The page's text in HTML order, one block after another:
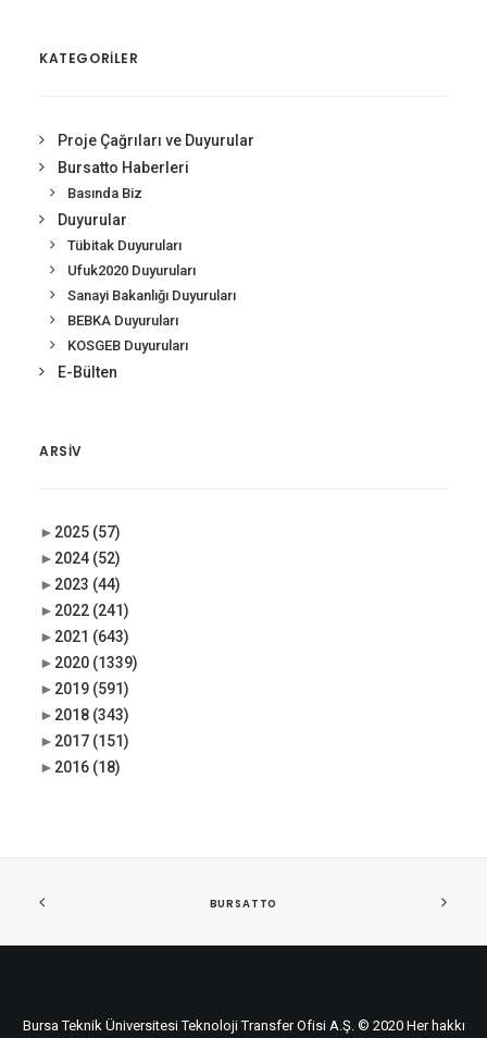
KATEGORİLER
Proje Çağrıları ve Duyurular
Bursatto Haberleri
Basında Biz
Duyurular
Tübitak Duyuruları
Ufuk2020 Duyuruları
Sanayi Bakanlığı Duyuruları
BEBKA Duyuruları
KOSGEB Duyuruları
E-Bülten
ARSIV
► 2025 (57)
► 2024 (52)
► 2023 (44)
► 2022 (241)
► 2021 (643)
► 2020 (1339)
► 2019 (591)
► 2018 (343)
► 2017 (151)
► 2016 (18)
BURSATTO
Bursa Teknik Üniversitesi Teknoloji Transfer Ofisi A.Ş. © 2020 Her hakkı